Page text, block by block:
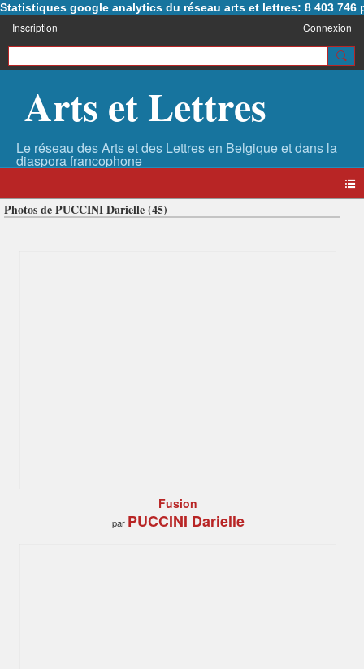
Statistiques google analytics du réseau arts et lettres: 8 403 746
Inscription Connexion
Arts et Lettres
Photos de PUCCINI Darielle (45)
Fusion
par PUCCINI Darielle